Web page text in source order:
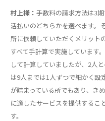
村上様： 手数料の請求方法は3
活払いのどちらかを選べます。
所に依頼していただくメリット
すべて手計算で実施しています
して計算していましたが、2人
は9人までは1人ずつで細かく設
が詰まっている所でもあり、き
に適したサービスを提供するこ
す。